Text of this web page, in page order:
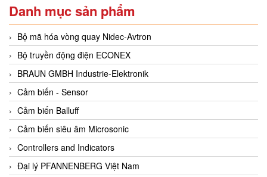
Danh mục sản phẩm
Bộ mã hóa vòng quay Nidec-Avtron
Bộ truyền động điện ECONEX
BRAUN GMBH Industrie-Elektronik
Cảm biến - Sensor
Cảm biến Balluff
Cảm biến siêu âm Microsonic
Controllers and Indicators
Đại lý PFANNENBERG Việt Nam